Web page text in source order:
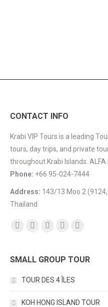
CONTACT INFO
Krabi VIP Tours is a leading
tours, day trips, and private
throughout Krabi Islands. ALFA
Phone: +66 95-024-7444
Address: 143/13 Moo 2
Thailand
Trouvez nous sur :
SMALL GROUP TOUR
TOUR DES 4 ÎLES
KOH HONG ISLAND TOUR